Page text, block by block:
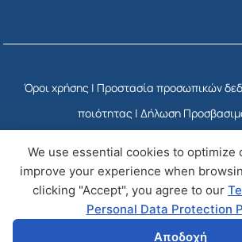
We use essential cookies to optimize
improve your experience when
clicking "Accept", you agree to our
Personal Data Protection
Αποδοχή
Όροι χρήσης | Προστασία προσωπικών
ποιότητας | Δήλωση
© Copyright 2025 ΕΣΥΠ